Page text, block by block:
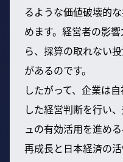
るような価値破壊的
めます。経営者の影
ら、採算の取れない
があるのです。
したがって、企業は
した経営判断を行い
ュの有効活用を進め
再成長と日本経済の活